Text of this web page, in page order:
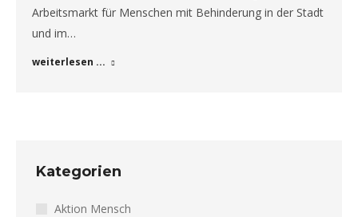
Arbeitsmarkt für Menschen mit Behinderung in der Stadt
und im…
weiterlesen ...
Kategorien
Aktion Mensch